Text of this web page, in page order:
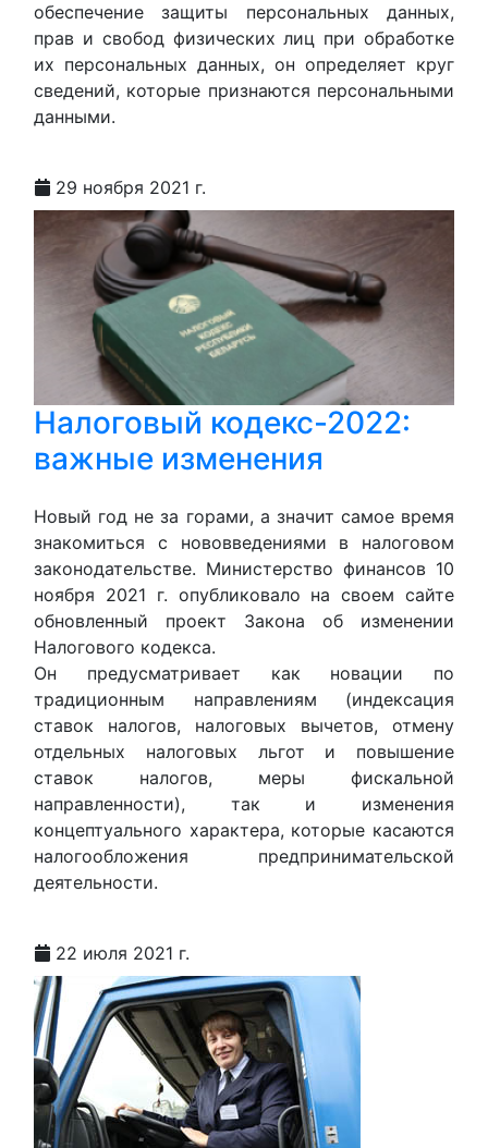
обеспечение защиты персональных данных,
прав и свобод физических лиц при обработке
их персональных данных, он определяет круг
сведений, которые признаются персональными
данными.
29 ноября 2021 г.
Налоговый кодекс-2022:
важные изменения
Новый год не за горами, а значит самое время
знакомиться с нововведениями в налоговом
законодательстве. Министерство финансов 10
ноября 2021 г. опубликовало на своем сайте
обновленный проект Закона об изменении
Налогового кодекса.
Он предусматривает как новации по
традиционным направлениям (индексация
ставок налогов, налоговых вычетов, отмену
отдельных налоговых льгот и повышение
ставок налогов, меры фискальной
направленности), так и изменения
концептуального характера, которые касаются
налогообложения предпринимательской
деятельности.
22 июля 2021 г.